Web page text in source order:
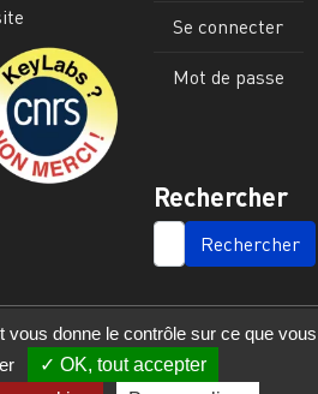
Se connecter
Mot de passe
Rechercher
SEARCH
vous donne le contrôle sur ce que vous
OK, tout accepter